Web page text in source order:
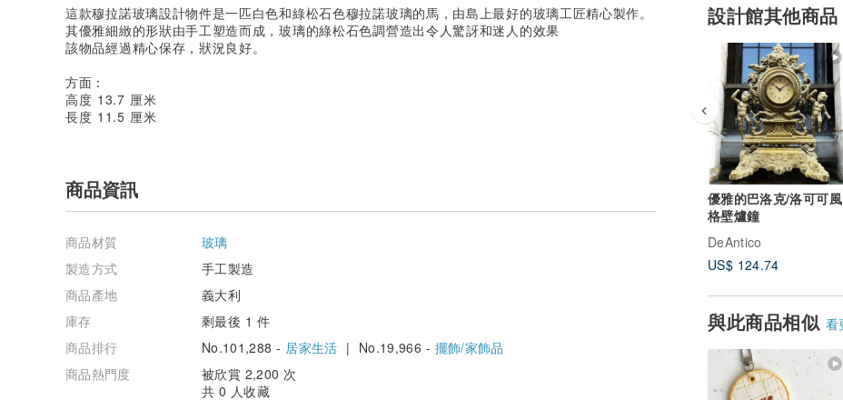
設計館其他商品
優雅的巴洛克/洛可可風
格壁爐鐘
DeAntico
US$ 124.74
與此商品相似 看
這款穆拉諾玻璃設計物件是一匹白色和綠松石色穆拉諾玻璃的馬，由島上最好的玻璃工匠精心製作。
其優雅細緻的形狀由手工塑造而成，玻璃的綠松石色調營造出令人驚訝和迷人的效果
該物品經過精心保存，狀況良好。
方面：
高度 13.7 厘米
長度 11.5 厘米
商品資訊
商品材質
玻璃
製造方式
手工製造
商品產地
義大利
庫存
剩最後 1 件
商品排行
No.101,288 - 居家生活 | No.19,966 - 擺飾/家飾品
商品熱門度
被欣賞 2,200 次
共 0 人收藏